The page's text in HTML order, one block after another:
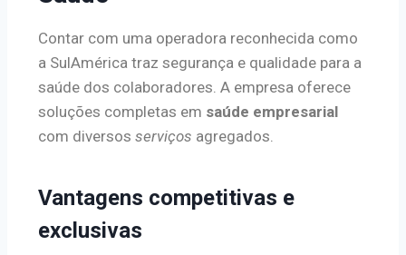
Contar com uma operadora reconhecida como
a SulAmérica traz segurança e qualidade para a
saúde dos colaboradores. A empresa oferece
soluções completas em saúde empresarial
com diversos serviços agregados.
Vantagens competitivas e
exclusivas